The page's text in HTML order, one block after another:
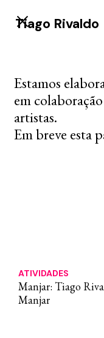
Tiago Rivaldo
ATIVIDADES
Manjar: Tiago
Manjar
Estamos
em
artistas.
Em breve esta